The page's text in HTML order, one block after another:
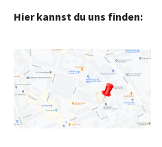
Hier kannst du uns finden: